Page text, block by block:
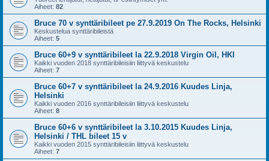
Aiheet: 82
Bruce 70 v synttäribileet pe 27.9.2019 On The Rocks, Helsinki
Keskustelua synttäribileistä
Aiheet: 5
Bruce 60+9 v synttäribileet la 22.9.2018 Virgin Oil, HKI
Kaikki vuoden 2018 synttäribileisiin liittyvä keskustelu
Aiheet: 7
Bruce 60+7 v synttäribileet la 24.9.2016 Kuudes Linja,
Helsinki
Kaikki vuoden 2016 synttäribileisiin liittyvä keskustelu
Aiheet: 8
Bruce 60+6 v synttäribileet la 3.10.2015 Kuudes Linja,
Helsinki / THL bileet 15 v
Kaikki vuoden 2015 synttäribileisiin liittyvä keskustelu
Aiheet: 7